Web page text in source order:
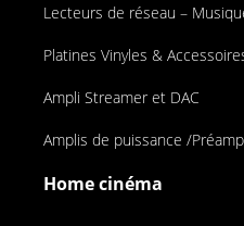
Lecteurs de réseau –
Platines Vinyles &
Ampli Streamer et DAC
Amplis de puissance /
Home cinéma